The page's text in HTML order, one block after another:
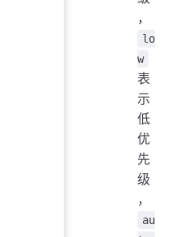
，
lo
w
表
示
低
优
先
级
，
au